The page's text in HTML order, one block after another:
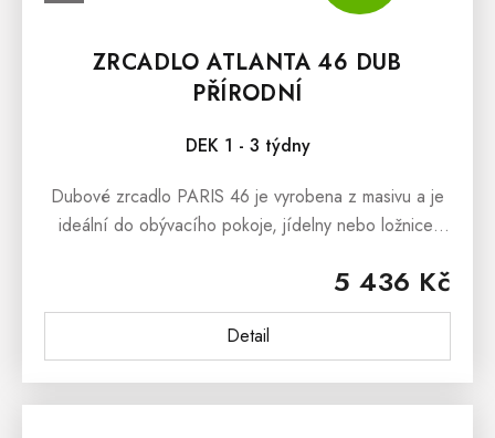
ZRCADLO ATLANTA 46 DUB
PŘÍRODNÍ
DEK 1 - 3 týdny
5 436 Kč
Detail
Dubové zrcadlo PARIS 46 je vyrobena z masivu a je
ideální do obývacího pokoje, jídelny nebo ložnice.
variantách a to jako dub přírodní...